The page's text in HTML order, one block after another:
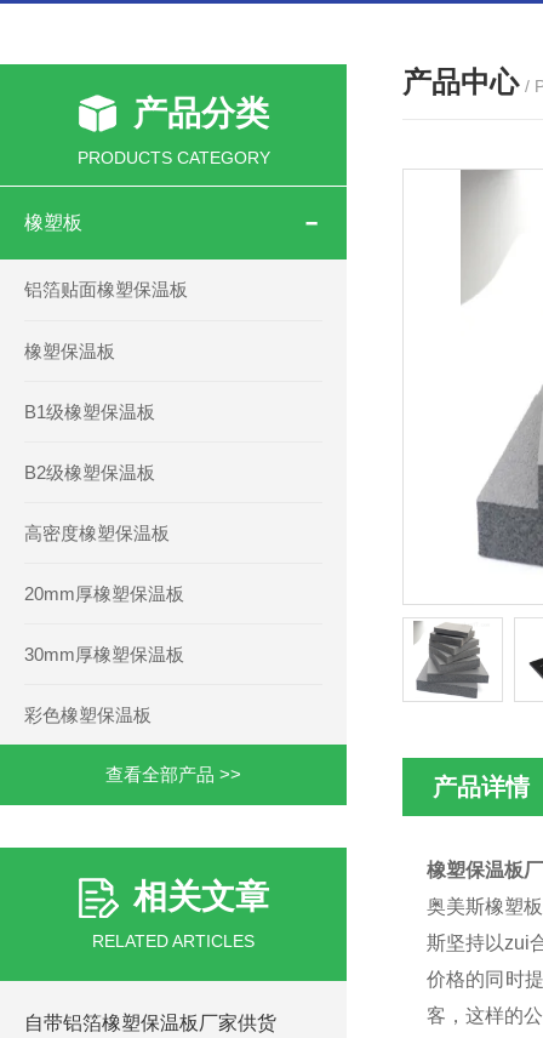
产品分类
PRODUCTS CATEGORY
橡塑板
铝箔贴面橡塑保温板
橡塑保温板
B1级橡塑保温板
B2级橡塑保温板
高密度橡塑保温板
20mm厚橡塑保温板
30mm厚橡塑保温板
彩色橡塑保温板
查看全部产品 >>
相关文章
RELATED ARTICLES
自带铝箔橡塑保温板厂家供货
产品中心 /
产品详情
橡塑保温板
奥美斯橡塑
斯坚持以zui
价格的同时
客，这样的